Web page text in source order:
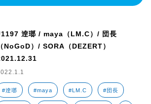
逹瑯 / maya（LM.C）/ 団長
（NoGoD）/ SORA（DEZERT）
#逹瑯 #maya #LM.C #団長